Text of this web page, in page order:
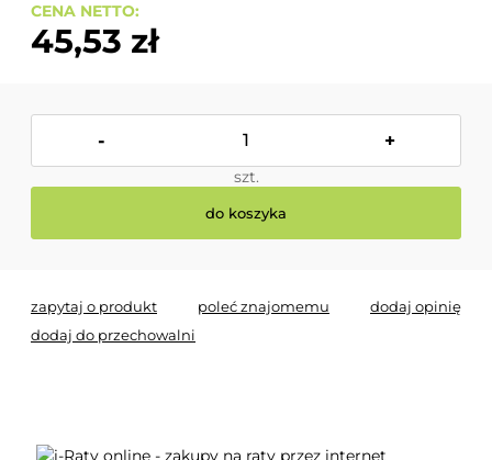
CENA NETTO:
45,53 zł
- +
szt.
do koszyka
zapytaj o produkt poleć znajomemu
dodaj opinię
dodaj do przechowalni